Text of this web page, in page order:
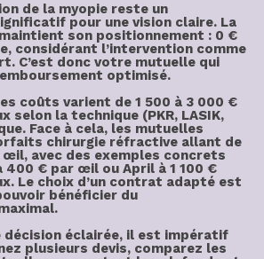
de la myopie reste un
pour une vision claire. La
son positionnement : 0 €
, considérant l’intervention comme
C’est donc votre mutuelle qui
optimisé.
coûts varient de 1 500 à 3 000 €
selon la technique (PKR, LASIK,
Face à cela, les mutuelles
chirurgie réfractive allant de
œil, avec des exemples concrets
400 € par œil ou April à 1 100 €
. Le choix d’un contrat adapté est
bénéficier du
décision éclairée, il est impératif
plusieurs devis, comparez les